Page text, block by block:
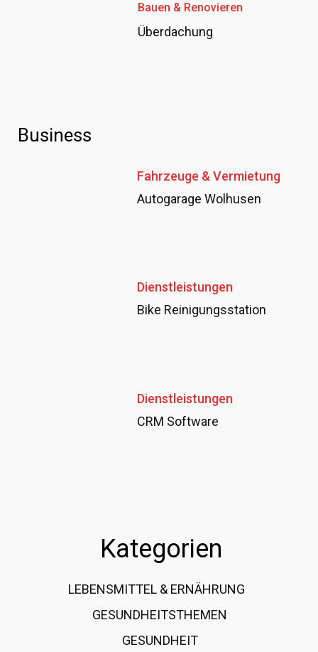
Bauen & Renovieren
Überdachung
Business
Fahrzeuge & Vermietung
Autogarage Wolhusen
Dienstleistungen
Bike Reinigungsstation
Dienstleistungen
CRM Software
Kategorien
LEBENSMITTEL & ERNÄHRUNG
GESUNDHEITSTHEMEN
GESUNDHEIT